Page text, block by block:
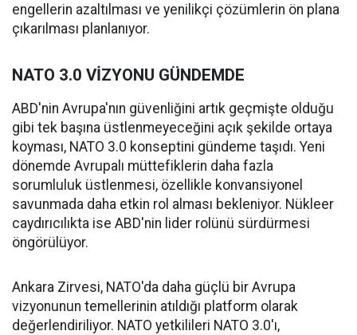
engellerin azaltılması ve yenilikçi çözümlerin ön plana
çıkarılması planlanıyor.
NATO 3.0 VİZYONU GÜNDEMDE
ABD'nin Avrupa'nın güvenliğini artık geçmişte olduğu
gibi tek başına üstlenmeyeceğini açık şekilde ortaya
koyması, NATO 3.0 konseptini gündeme taşıdı. Yeni
dönemde Avrupalı müttefiklerin daha fazla
sorumluluk üstlenmesi, özellikle konvansiyonel
savunmada daha etkin rol alması bekleniyor. Nükleer
caydırıcılıkta ise ABD'nin lider rolünü sürdürmesi
öngörülüyor.
Ankara Zirvesi, NATO'da daha güçlü bir Avrupa
vizyonunun temellerinin atıldığı platform olarak
değerlendiriliyor. NATO yetkilileri NATO 3.0'ı,